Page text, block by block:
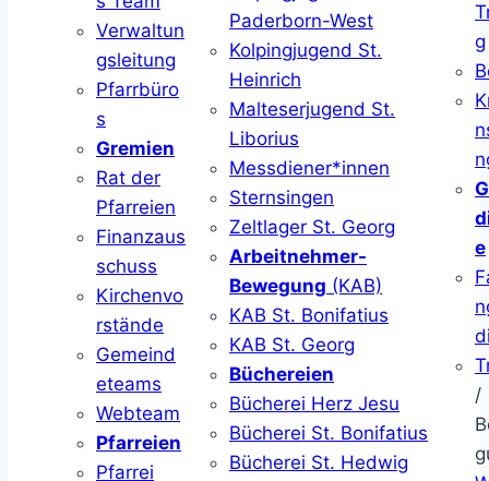
Verwaltun
gsleitung
Pfarrbüro
s
Gremien
Rat der
Pfarreien
Finanzaus
schuss
Kirchenvo
rstände
Gemeind
eteams
Webteam
Pfarreien
Pfarrei
Paderborn-West
Kolpingjugend St.
Heinrich
Malteserjugend St.
Liborius
Messdiener*innen
Sternsingen
Zeltlager St. Georg
Arbeitnehmer-
Bewegung (KAB)
KAB St. Bonifatius
KAB St. Georg
Büchereien
Bücherei Herz Jesu
Bücherei St. Bonifatius
Bücherei St. Hedwig
g
e
/